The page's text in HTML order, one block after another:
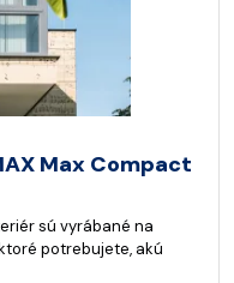
Max Compact
sú vyrábané na
potrebujete, akú